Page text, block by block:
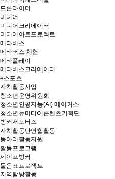
드론라이더
미디어
미디어크리에이터
미디어아트프로젝트
메타버스
메타버스 체험
메타플레이
메타버스크리에이터
e스포츠
자치활동사업
청소년운영위원회
청소년인공지능(AI) 메이커스
청소년뉴미디어콘텐츠기획단
벙커서포터즈
자치활동단연합활동
동아리활동지원
활동프로그램
세이프벙커
물음표프로젝트
지역탐방활동